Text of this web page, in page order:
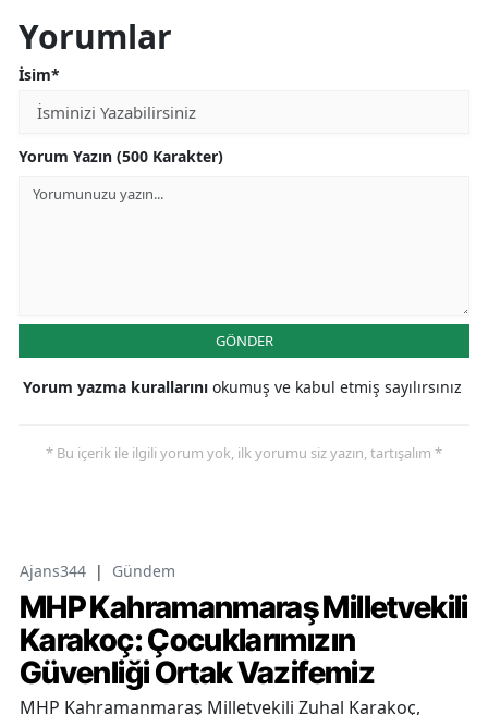
Yorumlar
İsim*
Yorum Yazın (500 Karakter)
GÖNDER
Yorum yazma kurallarını okumuş ve kabul etmiş sayılırsınız
* Bu içerik ile ilgili yorum yok, ilk yorumu siz yazın, tartışalım *
Ajans344 | Gündem
MHP Kahramanmaraş Milletvekili
Karakoç: Çocuklarımızın
Güvenliği Ortak Vazifemiz
MHP Kahramanmaraş Milletvekili Zuhal Karakoç,